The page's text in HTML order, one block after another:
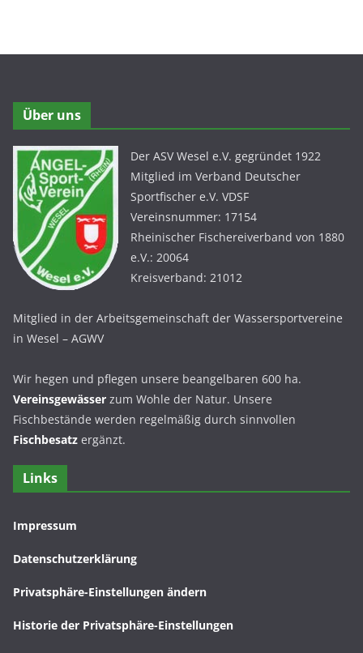
Über uns
Der ASV Wesel e.V. gegründet 1922
Mitglied im Verband Deutscher
Sportfischer e.V. VDSF
Vereinsnummer: 17154
Rheinischer Fischereiverband von 1880
e.V.: 20064
Kreisverband: 21012
Mitglied in der Arbeitsgemeinschaft der Wassersportvereine
in Wesel – AGWV
Wir hegen und pflegen unsere beangelbaren 600 ha.
Vereinsgewässer zum Wohle der Natur. Unsere
Fischbestände werden regelmäßig durch sinnvollen
Fischbesatz ergänzt.
Links
Impressum
Datenschutzerklärung
Privatsphäre-Einstellungen ändern
Historie der Privatsphäre-Einstellungen